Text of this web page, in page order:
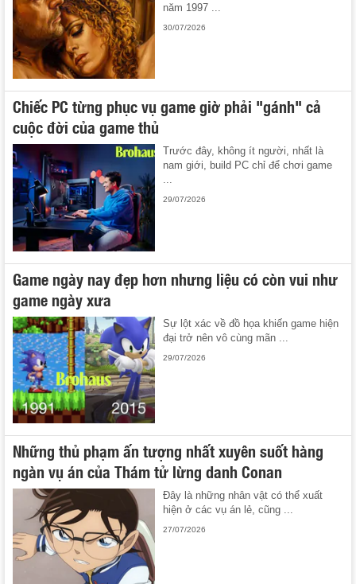
năm 1997 ...
30/07/2026
Chiếc PC từng phục vụ game giờ phải "gánh" cả
cuộc đời của game thủ
Trước đây, không ít người, nhất là
nam giới, build PC chỉ để chơi game
...
29/07/2026
Game ngày nay đẹp hơn nhưng liệu có còn vui như
game ngày xưa
Sự lột xác về đồ họa khiến game hiện
đại trở nên vô cùng mãn ...
29/07/2026
Những thủ phạm ấn tượng nhất xuyên suốt hàng
ngàn vụ án của Thám tử lừng danh Conan
Đây là những nhân vật có thể xuất
hiện ở các vụ án lẻ, cũng ...
27/07/2026